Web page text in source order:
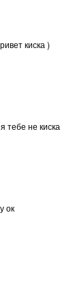
киска )
тебе не киска
ок